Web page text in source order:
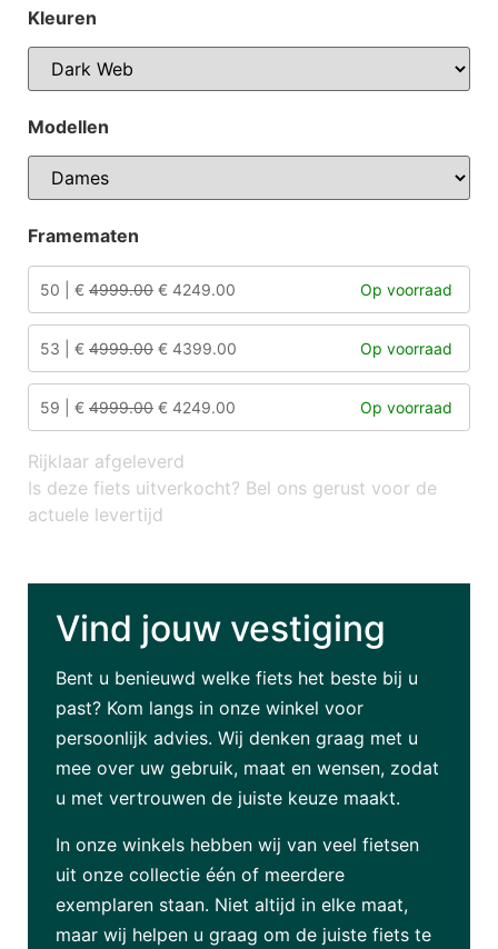
Kleuren
Modellen
Framematen
50 | € 4999.00 € 4249.00
53 | € 4999.00 € 4399.00
59 | € 4999.00 € 4249.00
Rijklaar afgeleverd
Is deze fiets uitverkocht? Bel ons gerust voor de
actuele levertijd
Vind jouw vestiging
Bent u benieuwd welke fiets het beste bij u
past? Kom langs in onze winkel voor
persoonlijk advies. Wij denken graag met u
mee over uw gebruik, maat en wensen, zodat
u met vertrouwen de juiste keuze maakt.
In onze winkels hebben wij van veel fietsen
uit onze collectie één of meerdere
exemplaren staan. Niet altijd in elke maat,
maar wij helpen u graag om de juiste fiets te